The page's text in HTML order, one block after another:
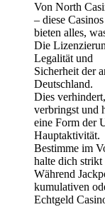
Von North
– diese Casinos
bieten alles,
Die
Legalität und
Sicherheit der
Deutschland.
Dies
verbringst und
eine Form der
Hauptaktivität.
Bestimme im
halte dich strikt
Während
kumulativen
Echtgeld